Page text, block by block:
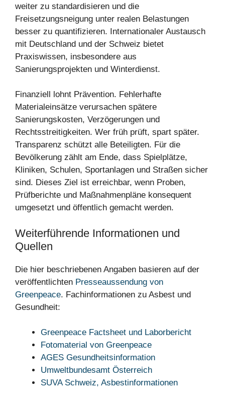
weiter zu standardisieren und die
Freisetzungsneigung unter realen Belastungen
besser zu quantifizieren. Internationaler Austausch
mit Deutschland und der Schweiz bietet
Praxiswissen, insbesondere aus
Sanierungsprojekten und Winterdienst.
Finanziell lohnt Prävention. Fehlerhafte
Materialeinsätze verursachen spätere
Sanierungskosten, Verzögerungen und
Rechtsstreitigkeiten. Wer früh prüft, spart später.
Transparenz schützt alle Beteiligten. Für die
Bevölkerung zählt am Ende, dass Spielplätze,
Kliniken, Schulen, Sportanlagen und Straßen sicher
sind. Dieses Ziel ist erreichbar, wenn Proben,
Prüfberichte und Maßnahmenpläne konsequent
umgesetzt und öffentlich gemacht werden.
Weiterführende Informationen und
Quellen
Die hier beschriebenen Angaben basieren auf der
veröffentlichten Presseaussendung von
Greenpeace. Fachinformationen zu Asbest und
Gesundheit:
Greenpeace Factsheet und Laborbericht
Fotomaterial von Greenpeace
AGES Gesundheitsinformation
Umweltbundesamt Österreich
SUVA Schweiz, Asbestinformationen